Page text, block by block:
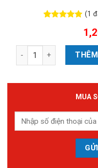
(1
Đèn Pha Led PNC-04
MUA